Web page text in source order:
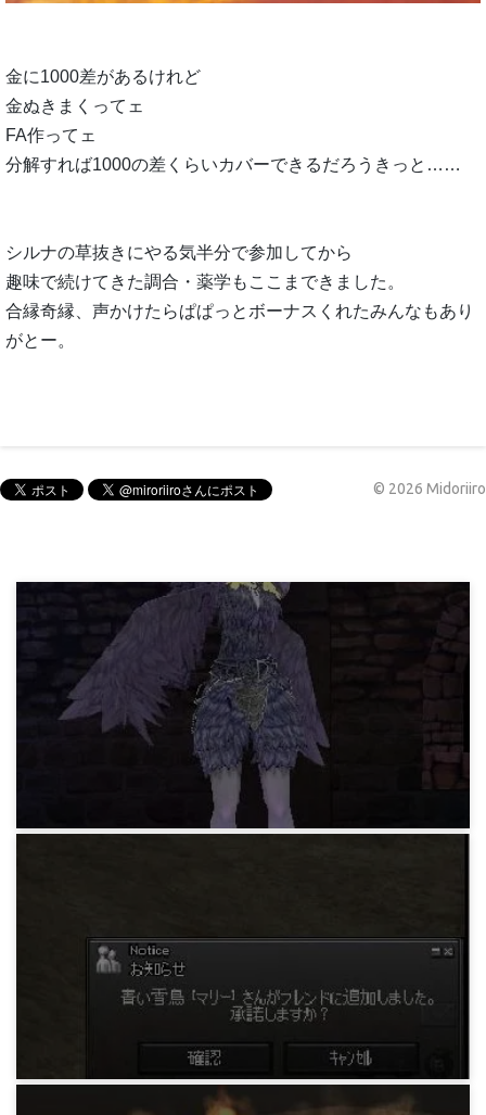
金に1000差があるけれど
金ぬきまくってェ
FA作ってェ
分解すれば1000の差くらいカバーできるだろうきっと……
シルナの草抜きにやる気半分で参加してから
趣味で続けてきた調合・薬学もここまできました。
合縁奇縁、声かけたらぱぱっとボーナスくれたみんなもあり
がとー。
© 2026 Midoriiro
ファルコンセイジ(L)
15年前
マビノギ日記